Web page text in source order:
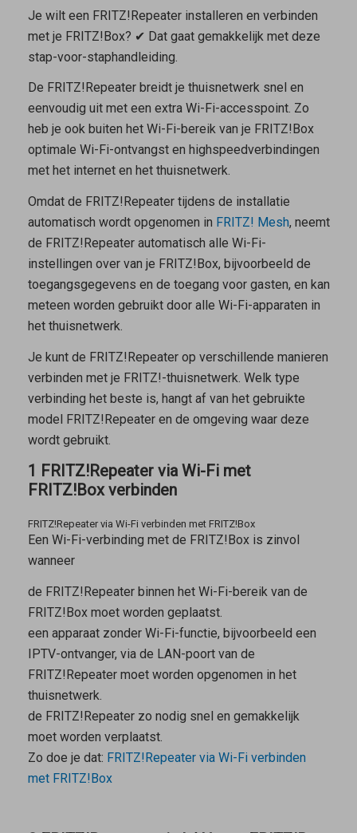
Je wilt een FRITZ!Repeater installeren en verbinden
met je FRITZ!Box? ✔ Dat gaat gemakkelijk met deze
stap-voor-staphandleiding.
De FRITZ!Repeater breidt je thuisnetwerk snel en
eenvoudig uit met een extra Wi-Fi-accesspoint. Zo
heb je ook buiten het Wi-Fi-bereik van je FRITZ!Box
optimale Wi-Fi-ontvangst en highspeedverbindingen
met het internet en het thuisnetwerk.
Omdat de FRITZ!Repeater tijdens de installatie
automatisch wordt opgenomen in FRITZ! Mesh, neemt
de FRITZ!Repeater automatisch alle Wi-Fi-
instellingen over van je FRITZ!Box, bijvoorbeeld de
toegangsgegevens en de toegang voor gasten, en kan
meteen worden gebruikt door alle Wi-Fi-apparaten in
het thuisnetwerk.
Je kunt de FRITZ!Repeater op verschillende manieren
verbinden met je FRITZ!-thuisnetwerk. Welk type
verbinding het beste is, hangt af van het gebruikte
model FRITZ!Repeater en de omgeving waar deze
wordt gebruikt.
1 FRITZ!Repeater via Wi-Fi met
FRITZ!Box verbinden
FRITZ!Repeater via Wi-Fi verbinden met FRITZ!Box
Een Wi-Fi-verbinding met de FRITZ!Box is zinvol
wanneer
de FRITZ!Repeater binnen het Wi-Fi-bereik van de
FRITZ!Box moet worden geplaatst.
een apparaat zonder Wi-Fi-functie, bijvoorbeeld een
IPTV-ontvanger, via de LAN-poort van de
FRITZ!Repeater moet worden opgenomen in het
thuisnetwerk.
de FRITZ!Repeater zo nodig snel en gemakkelijk
moet worden verplaatst.
Zo doe je dat: FRITZ!Repeater via Wi-Fi verbinden
met FRITZ!Box